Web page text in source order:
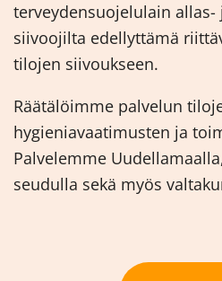
terveydensuojelulain
siivoojilta edellyttämä
tilojen siivoukseen.
Räätälöimme palvelun
hygieniavaatimusten ja
Palvelemme
seudulla sekä myös